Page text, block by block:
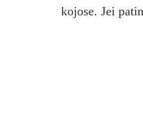
kojose. Jei